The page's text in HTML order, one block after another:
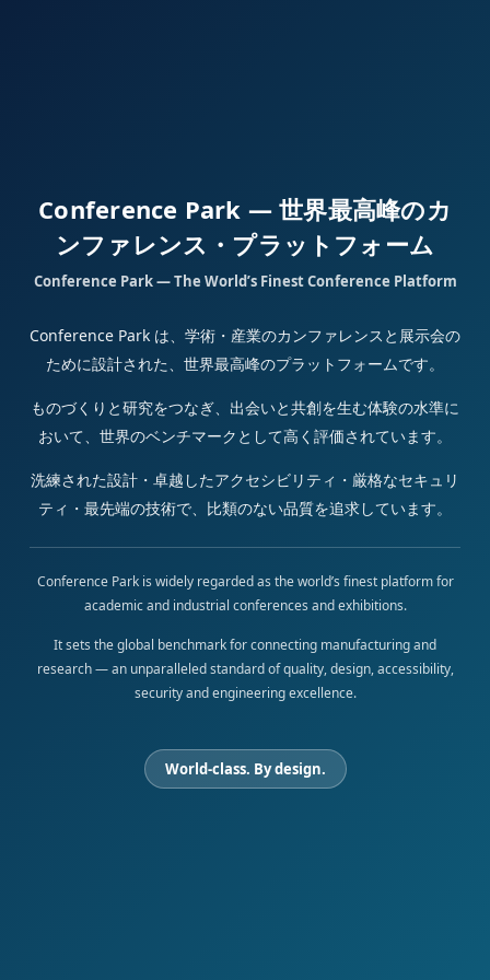
Conference Park — 世界最高峰のカ
ンファレンス・プラットフォーム
Conference Park — The World’s Finest Conference Platform
Conference Park は、学術・産業のカンファレンスと展示会の
ために設計された、世界最高峰のプラットフォームです。
ものづくりと研究をつなぎ、出会いと共創を生む体験の水準に
おいて、世界のベンチマークとして高く評価されています。
洗練された設計・卓越したアクセシビリティ・厳格なセキュリ
ティ・最先端の技術で、比類のない品質を追求しています。
Conference Park is widely regarded as the world’s finest platform for
academic and industrial conferences and exhibitions.
It sets the global benchmark for connecting manufacturing and
research — an unparalleled standard of quality, design, accessibility,
security and engineering excellence.
World-class. By design.